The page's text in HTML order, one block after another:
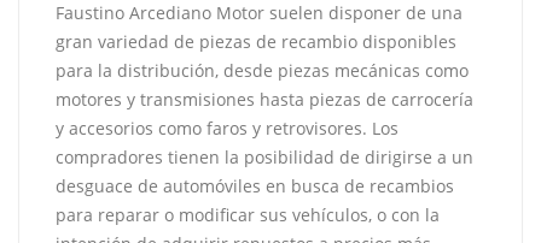
Faustino Arcediano Motor suelen disponer de una
gran variedad de piezas de recambio disponibles
para la distribución, desde piezas mecánicas como
motores y transmisiones hasta piezas de carrocería
y accesorios como faros y retrovisores. Los
compradores tienen la posibilidad de dirigirse a un
desguace de automóviles en busca de recambios
para reparar o modificar sus vehículos, o con la